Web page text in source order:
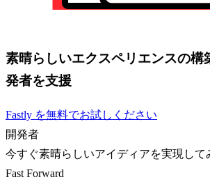
素晴らしいエクスペリエンスの構
発者を支援
Fastly を無料でお試しください
開発者
今すぐ素晴らしいアイディアを実現して
Fast Forward